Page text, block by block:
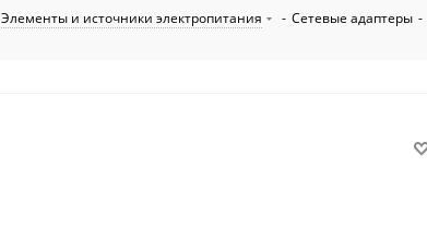
Элементы и источники электропитания - Сетевые адаптеры -